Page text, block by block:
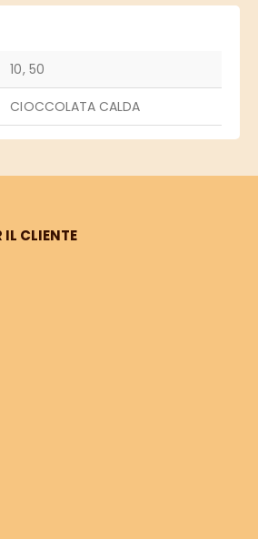
10, 50
CIOCCOLATA CALDA
CLIENTE